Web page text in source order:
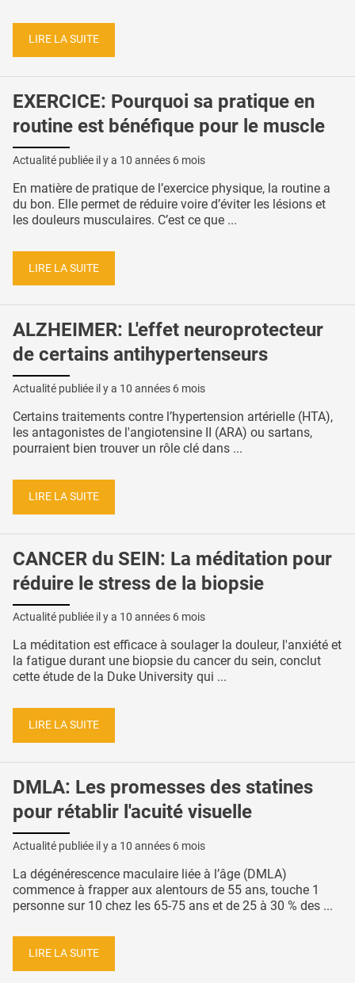
LIRE LA SUITE
EXERCICE: Pourquoi sa pratique en
routine est bénéfique pour le muscle
Actualité publiée il y a 10 années 6 mois
En matière de pratique de l’exercice physique, la routine a
du bon. Elle permet de réduire voire d’éviter les lésions et
les douleurs musculaires. C’est ce que ...
LIRE LA SUITE
ALZHEIMER: L'effet neuroprotecteur
de certains antihypertenseurs
Actualité publiée il y a 10 années 6 mois
Certains traitements contre l’hypertension artérielle (HTA),
les antagonistes de l'angiotensine II (ARA) ou sartans,
pourraient bien trouver un rôle clé dans ...
LIRE LA SUITE
CANCER du SEIN: La méditation pour
réduire le stress de la biopsie
Actualité publiée il y a 10 années 6 mois
La méditation est efficace à soulager la douleur, l'anxiété et
la fatigue durant une biopsie du cancer du sein, conclut
cette étude de la Duke University qui ...
LIRE LA SUITE
DMLA: Les promesses des statines
pour rétablir l'acuité visuelle
Actualité publiée il y a 10 années 6 mois
La dégénérescence maculaire liée à l’âge (DMLA)
commence à frapper aux alentours de 55 ans, touche 1
personne sur 10 chez les 65-75 ans et de 25 à 30 % des ...
LIRE LA SUITE